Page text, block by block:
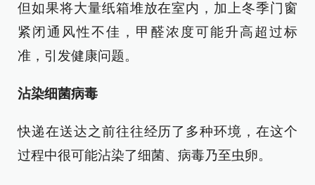
但如果将大量纸箱堆放在室内，加上冬季门窗
紧闭通风性不佳，甲醛浓度可能升高超过标
准，引发健康问题。
沾染细菌病毒
快递在送达之前往往经历了多种环境，在这个
过程中很可能沾染了细菌、病毒乃至虫卵。